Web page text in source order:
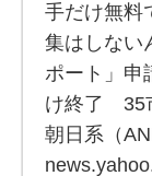
手だけ無料
集はしない
ポート」
け終了 35
朝日系（